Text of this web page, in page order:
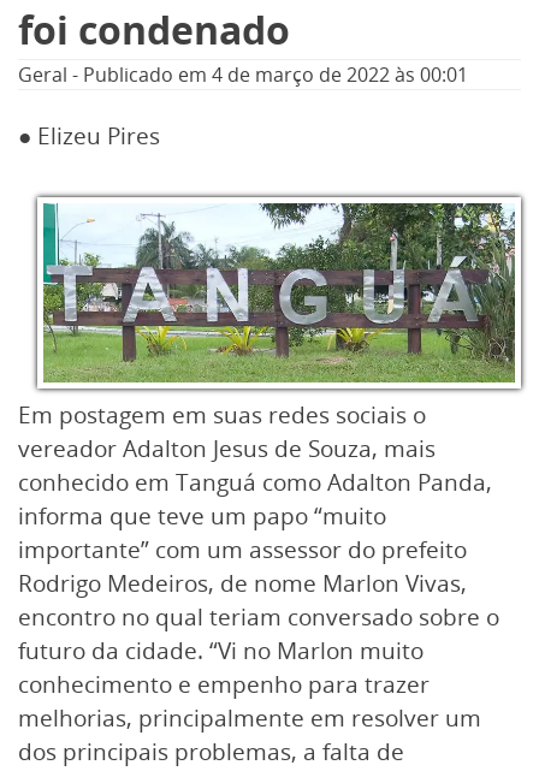
foi condenado
Geral - Publicado em 4 de março de 2022às 00:01
● Elizeu Pires
Em postagem em suas redes sociais o
vereador Adalton Jesus de Souza, mais
conhecido em Tanguá como Adalton Panda,
informa que teve um papo “muito
importante” com um assessor do prefeito
Rodrigo Medeiros, de nome Marlon Vivas,
encontro no qual teriam conversado sobre o
futuro da cidade. “Vi no Marlon muito
conhecimento e empenho para trazer
melhorias, principalmente em resolver um
dos principais problemas, a falta de